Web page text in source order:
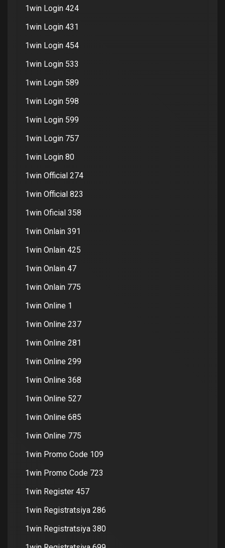
1win Login 424
1win Login 431
1win Login 454
1win Login 533
1win Login 589
1win Login 598
1win Login 599
1win Login 757
1win Login 80
1win Official 274
1win Official 823
1win Oficial 358
1win Onlain 391
1win Onlain 425
1win Onlain 47
1win Onlain 775
1win Online 1
1win Online 237
1win Online 281
1win Online 299
1win Online 368
1win Online 527
1win Online 685
1win Online 775
1win Promo Code 109
1win Promo Code 723
1win Register 457
1win Registratsiya 286
1win Registratsiya 380